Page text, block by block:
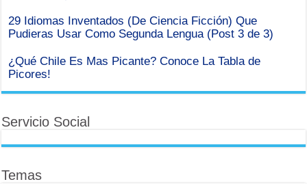
29 Idiomas Inventados (De Ciencia Ficción) Que
Pudieras Usar Como Segunda Lengua (Post 3 de 3)
¿Qué Chile Es Mas Picante? Conoce La Tabla de
Picores!
Servicio Social
Temas